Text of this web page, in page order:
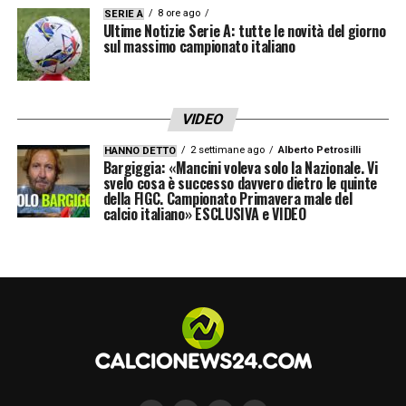
SERIE A 8 ore ago
Ultime Notizie Serie A: tutte le novità del giorno
sul massimo campionato italiano
VIDEO
HANNO DETTO 2 settimane ago Alberto Petrosilli
Bargiggia: «Mancini voleva solo la Nazionale. Vi
svelo cosa è successo davvero dietro le quinte
della FIGC. Campionato Primavera male del
calcio italiano» ESCLUSIVA e VIDEO